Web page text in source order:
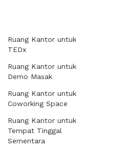
Ruang Kantor untuk
TEDx
Ruang Kantor untuk
Demo Masak
Ruang Kantor untuk
Coworking Space
Ruang Kantor untuk
Tempat Tinggal
Sementara